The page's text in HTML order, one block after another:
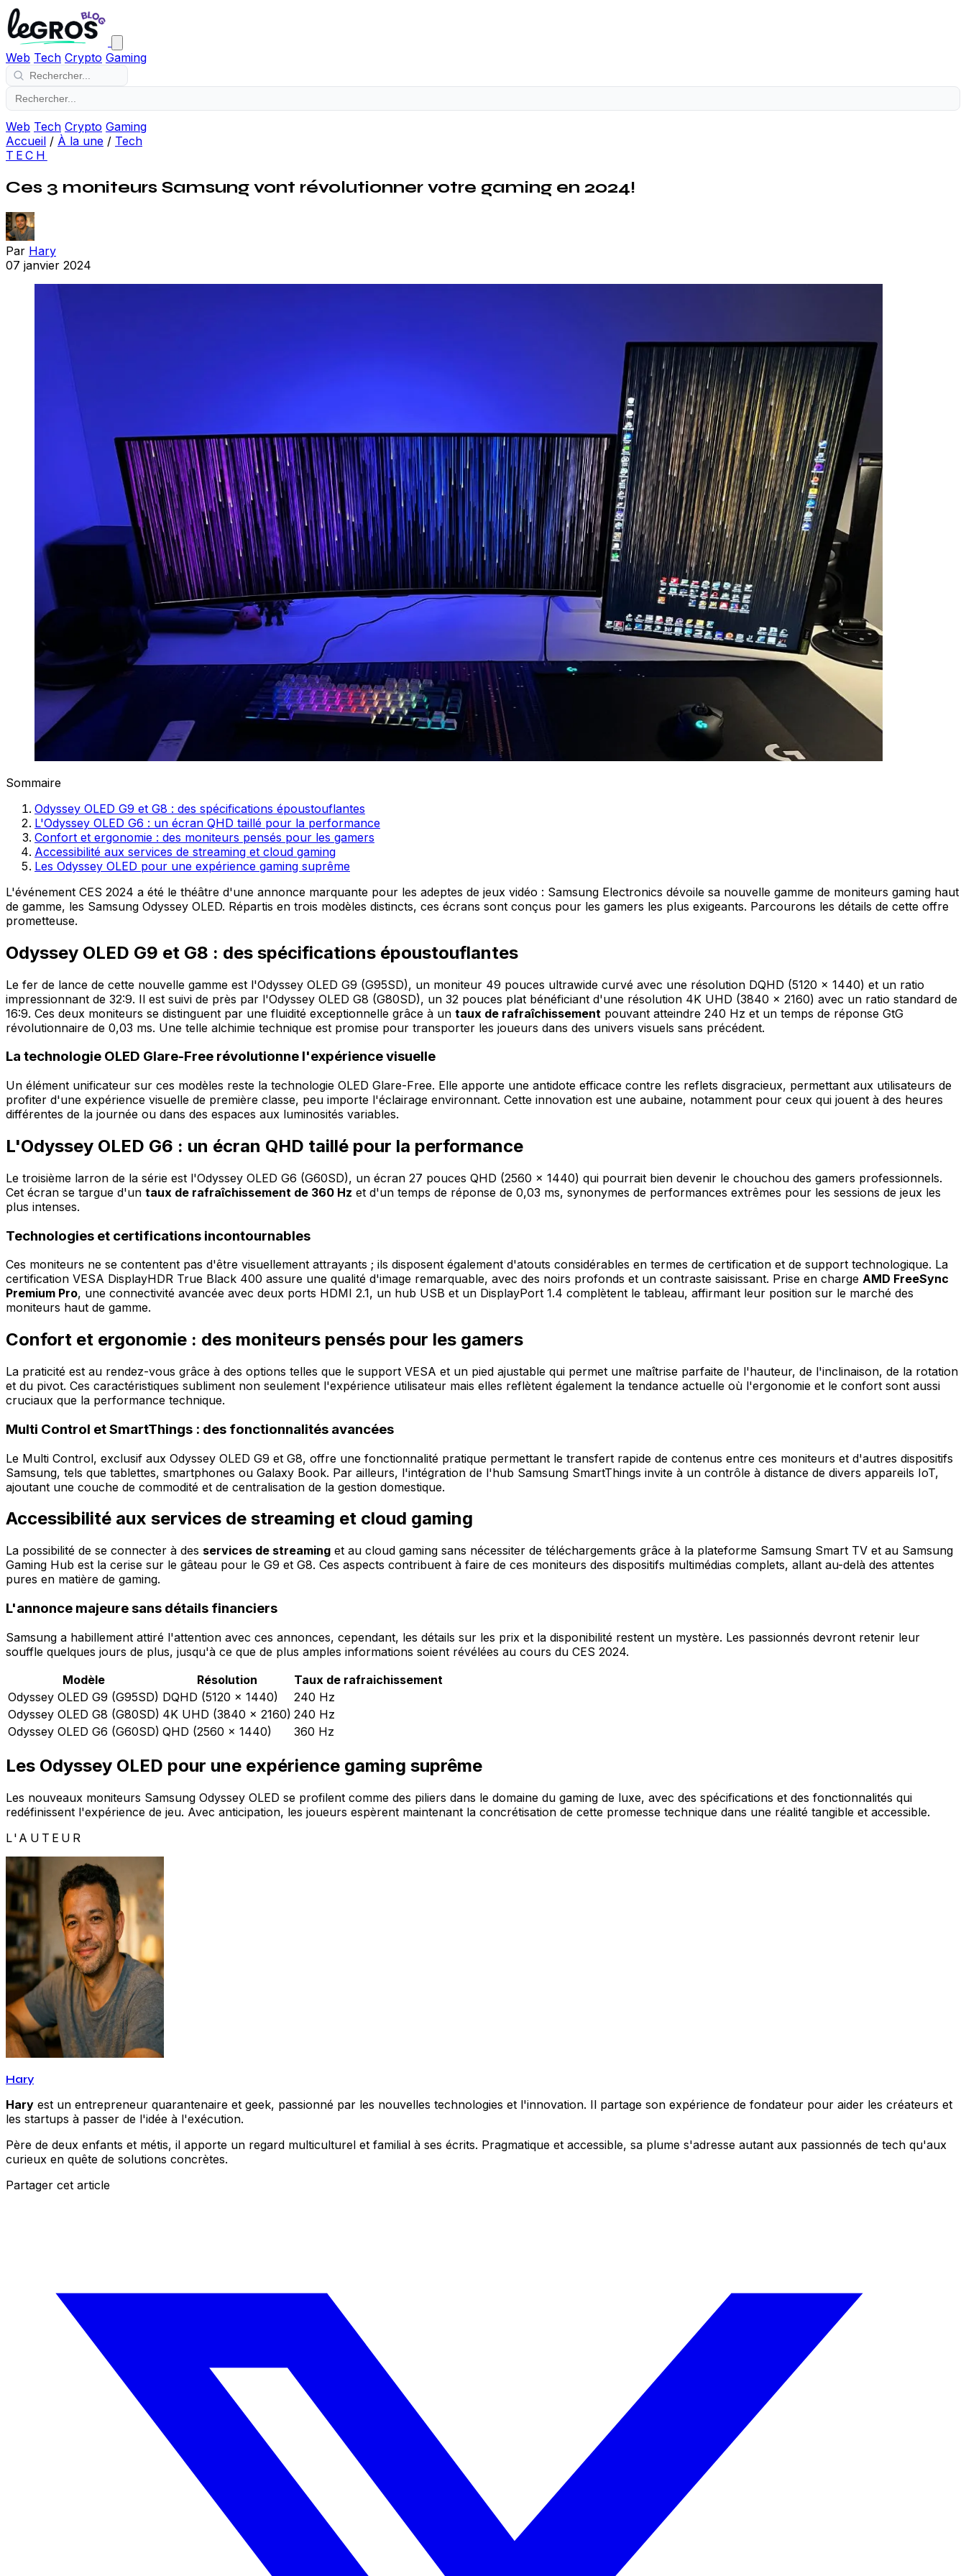
Web Tech Crypto Gaming
Web Tech Crypto Gaming
Accueil / À la une / Tech
TECH
Ces 3 moniteurs Samsung vont révolutionner votre gaming en 2024!
Par Hary
07 janvier 2024
Sommaire
Odyssey OLED G9 et G8 : des spécifications époustouflantes
L'Odyssey OLED G6 : un écran QHD taillé pour la performance
Confort et ergonomie : des moniteurs pensés pour les gamers
Accessibilité aux services de streaming et cloud gaming
Les Odyssey OLED pour une expérience gaming suprême
L'événement CES 2024 a été le théâtre d'une annonce marquante pour les adeptes de jeux vidéo : Samsung Electronics dévoile sa nouvelle gamme de moniteurs gaming haut
de gamme, les Samsung Odyssey OLED. Répartis en trois modèles distincts, ces écrans sont conçus pour les gamers les plus exigeants. Parcourons les détails de cette offre
prometteuse.
Odyssey OLED G9 et G8 : des spécifications époustouflantes
Le fer de lance de cette nouvelle gamme est l'Odyssey OLED G9 (G95SD), un moniteur 49 pouces ultrawide curvé avec une résolution DQHD (5120 x 1440) et un ratio
impressionnant de 32:9. Il est suivi de près par l'Odyssey OLED G8 (G80SD), un 32 pouces plat bénéficiant d'une résolution 4K UHD (3840 x 2160) avec un ratio standard de
16:9. Ces deux moniteurs se distinguent par une fluidité exceptionnelle grâce à un taux de rafraîchissement pouvant atteindre 240 Hz et un temps de réponse GtG
révolutionnaire de 0,03 ms. Une telle alchimie technique est promise pour transporter les joueurs dans des univers visuels sans précédent.
La technologie OLED Glare-Free révolutionne l'expérience visuelle
Un élément unificateur sur ces modèles reste la technologie OLED Glare-Free. Elle apporte une antidote efficace contre les reflets disgracieux, permettant aux utilisateurs de
profiter d'une expérience visuelle de première classe, peu importe l'éclairage environnant. Cette innovation est une aubaine, notamment pour ceux qui jouent à des heures
différentes de la journée ou dans des espaces aux luminosités variables.
L'Odyssey OLED G6 : un écran QHD taillé pour la performance
Le troisième larron de la série est l'Odyssey OLED G6 (G60SD), un écran 27 pouces QHD (2560 x 1440) qui pourrait bien devenir le chouchou des gamers professionnels.
Cet écran se targue d'un taux de rafraîchissement de 360 Hz et d'un temps de réponse de 0,03 ms, synonymes de performances extrêmes pour les sessions de jeux les
plus intenses.
Technologies et certifications incontournables
Ces moniteurs ne se contentent pas d'être visuellement attrayants ; ils disposent également d'atouts considérables en termes de certification et de support technologique. La
certification VESA DisplayHDR True Black 400 assure une qualité d'image remarquable, avec des noirs profonds et un contraste saisissant. Prise en charge AMD FreeSync
Premium Pro, une connectivité avancée avec deux ports HDMI 2.1, un hub USB et un DisplayPort 1.4 complètent le tableau, affirmant leur position sur le marché des
moniteurs haut de gamme.
Confort et ergonomie : des moniteurs pensés pour les gamers
La praticité est au rendez-vous grâce à des options telles que le support VESA et un pied ajustable qui permet une maîtrise parfaite de l'hauteur, de l'inclinaison, de la rotation
et du pivot. Ces caractéristiques subliment non seulement l'expérience utilisateur mais elles reflètent également la tendance actuelle où l'ergonomie et le confort sont aussi
cruciaux que la performance technique.
Multi Control et SmartThings : des fonctionnalités avancées
Le Multi Control, exclusif aux Odyssey OLED G9 et G8, offre une fonctionnalité pratique permettant le transfert rapide de contenus entre ces moniteurs et d'autres dispositifs
Samsung, tels que tablettes, smartphones ou Galaxy Book. Par ailleurs, l'intégration de l'hub Samsung SmartThings invite à un contrôle à distance de divers appareils IoT,
ajoutant une couche de commodité et de centralisation de la gestion domestique.
Accessibilité aux services de streaming et cloud gaming
La possibilité de se connecter à des services de streaming et au cloud gaming sans nécessiter de téléchargements grâce à la plateforme Samsung Smart TV et au Samsung
Gaming Hub est la cerise sur le gâteau pour le G9 et G8. Ces aspects contribuent à faire de ces moniteurs des dispositifs multimédias complets, allant au-delà des attentes
pures en matière de gaming.
L'annonce majeure sans détails financiers
Samsung a habillement attiré l'attention avec ces annonces, cependant, les détails sur les prix et la disponibilité restent un mystère. Les passionnés devront retenir leur
souffle quelques jours de plus, jusqu'à ce que de plus amples informations soient révélées au cours du CES 2024.
Modèle
Résolution
Taux de rafraichissement
Odyssey OLED G9 (G95SD) DQHD (5120 x 1440)
240 Hz
Odyssey OLED G8 (G80SD) 4K UHD (3840 x 2160) 240 Hz
Odyssey OLED G6 (G60SD) QHD (2560 x 1440) 360 Hz
Les Odyssey OLED pour une expérience gaming suprême
Les nouveaux moniteurs Samsung Odyssey OLED se profilent comme des piliers dans le domaine du gaming de luxe, avec des spécifications et des fonctionnalités qui
redéfinissent l'expérience de jeu. Avec anticipation, les joueurs espèrent maintenant la concrétisation de cette promesse technique dans une réalité tangible et accessible.
L'AUTEUR
Hary
Hary est un entrepreneur quarantenaire et geek, passionné par les nouvelles technologies et l'innovation. Il partage son expérience de fondateur pour aider les créateurs et
les startups à passer de l'idée à l'exécution.
Père de deux enfants et métis, il apporte un regard multiculturel et familial à ses écrits. Pragmatique et accessible, sa plume s'adresse autant aux passionnés de tech qu'aux
curieux en quête de solutions concrètes.
Partager cet article